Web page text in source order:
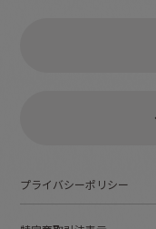
プライバシーポリシー